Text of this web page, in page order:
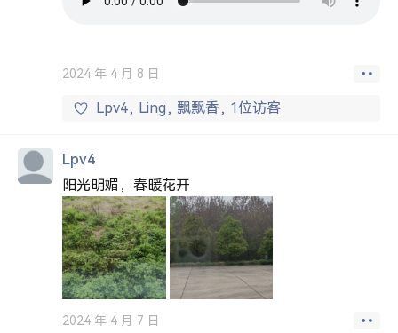
2024 年 4 月 8 日
Lpv4 Ling 飘飘香 1位访客
Lpv4
阳光明媚，春暖花开
2024 年 4 月 7 日